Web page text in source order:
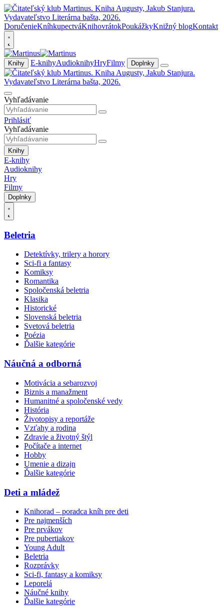
DoručenieKníhkupectváKnihovrátokPoukážkyKnižný blogKontakt
Knihy E-knihyAudioknihyHryFilmy Doplnky
Vyhľadávanie
Prihlásiť
Vyhľadávanie
Knihy
E-knihy
Audioknihy
Hry
Filmy
Doplnky
Beletria
Detektívky, trilery a horory
Sci-fi a fantasy
Komiksy
Romantika
Spoločenská beletria
Klasika
Historické
Slovenská beletria
Svetová beletria
Poézia
Ďalšie kategórie
Náučná a odborná
Motivácia a sebarozvoj
Biznis a manažment
Humanitné a spoločenské vedy
História
Životopisy a reportáže
Vzťahy a rodina
Zdravie a životný štýl
Počítače a internet
Hobby
Umenie a dizajn
Ďalšie kategórie
Deti a mládež
Knihorad – poradca kníh pre deti
Pre najmenších
Pre prvákov
Pre pubertiakov
Young Adult
Beletria
Rozprávky
Sci-fi, fantasy a komiksy
Leporelá
Náučné knihy
Ďalšie kategórie